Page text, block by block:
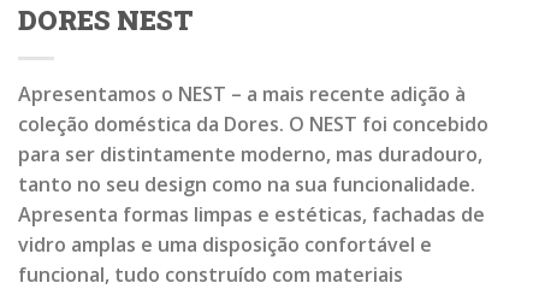
DORES NEST
Apresentamos o NEST – a mais recente adição à
coleção doméstica da Dores. O NEST foi concebido
para ser distintamente moderno, mas duradouro,
tanto no seu design como na sua funcionalidade.
Apresenta formas limpas e estéticas, fachadas de
vidro amplas e uma disposição confortável e
funcional, tudo construído com materiais